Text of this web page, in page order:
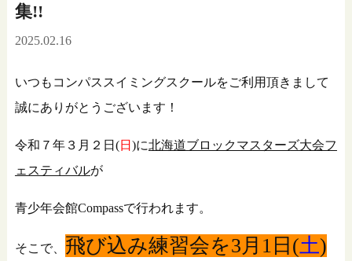
集!!
2025.02.16
いつもコンパススイミングスクールをご利用頂きまして
誠にありがとうございます！
令和７年３月２日(日 )に北海道ブロックマスターズ大会フ
ェスティバルが
青少年会館Compassで行われます。
そこで、 飛び込み練習会を3月1日(土)